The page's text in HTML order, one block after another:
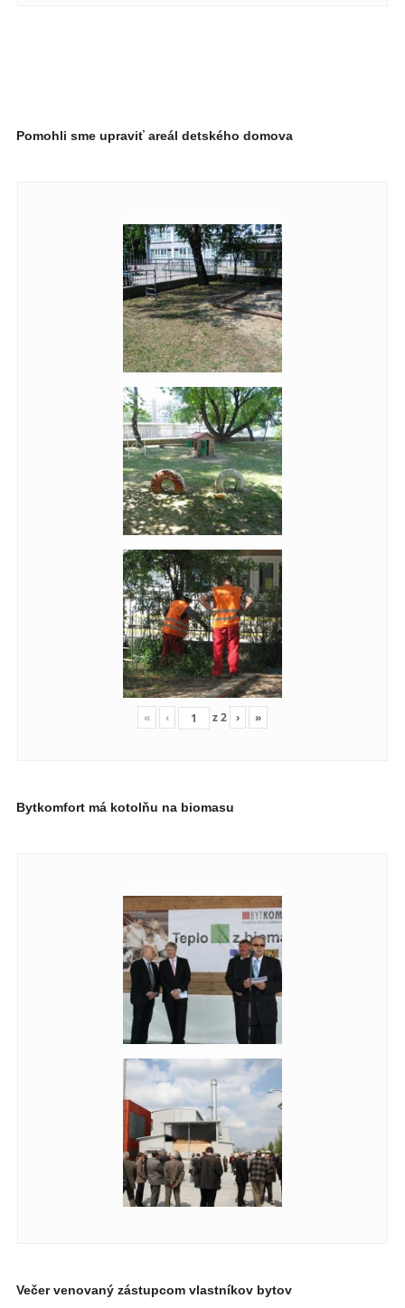
Pomohli sme upraviť areál detského domova
« ‹ z2 › »
Bytkomfort má kotolňu na biomasu
Večer venovaný zástupcom vlastníkov bytov